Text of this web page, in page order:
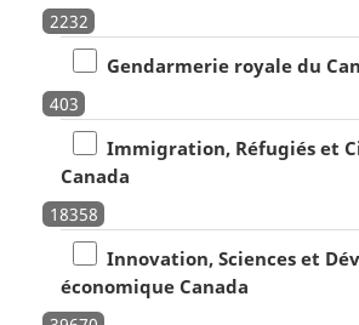
2232
Gendarmerie royale du
403
Immigration, Réfugiés et
Canada
18358
Innovation, Sciences et
économique Canada